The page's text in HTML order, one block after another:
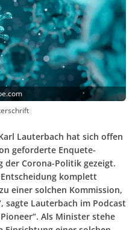
Lauterbach hat sich offen
geforderte Enquete-
der Corona-Politik gezeigt.
komplett
einer solchen Kommission,
sagte Lauterbach im Podcast
Als Minister stehe